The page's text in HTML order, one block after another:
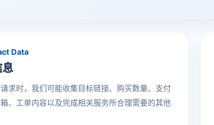
Data
息
求时，我们可能收集目标链接、购买数量、支付
、工单内容以及完成相关服务所合理需要的其他